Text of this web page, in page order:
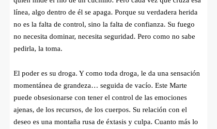
línea, algo dentro de él se apaga. Porque su verdadera herida
no es la falta de control, sino la falta de confianza. Su fuego
no necesita dominar, necesita seguridad. Pero como no sabe
pedirla, la toma.
El poder es su droga. Y como toda droga, le da una sensación
momentánea de grandeza… seguida de vacío. Este Marte
puede obsesionarse con tener el control de las emociones
ajenas, de los recursos, de los cuerpos. Su relación con el
deseo es una montaña rusa de éxtasis y culpa. Cuanto más lo